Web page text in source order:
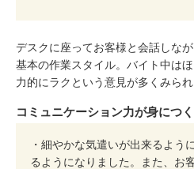
デスクに座ってお客様と会話しな
基本の作業スタイル。バイト中は
力的にラクという意見が多くみられ
コミュニケーション力が身につく
・細やかな気遣いが出来るよう
るようになりました。また、お